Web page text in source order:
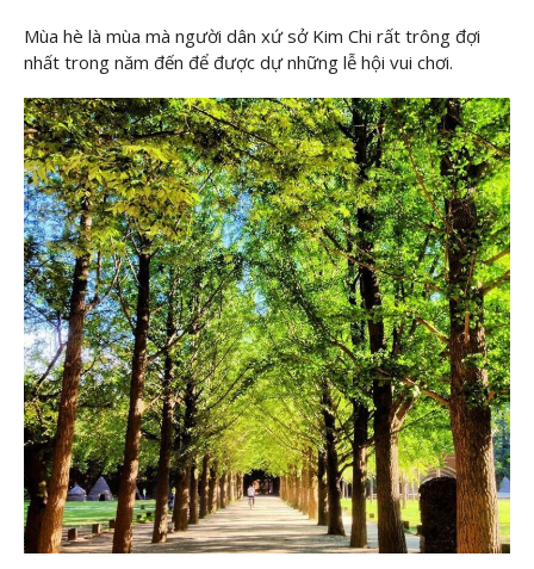
Mùa hè là mùa mà người dân xứ sở Kim Chi rất trông đợi
nhất trong năm đến để được dự những lễ hội vui chơi.